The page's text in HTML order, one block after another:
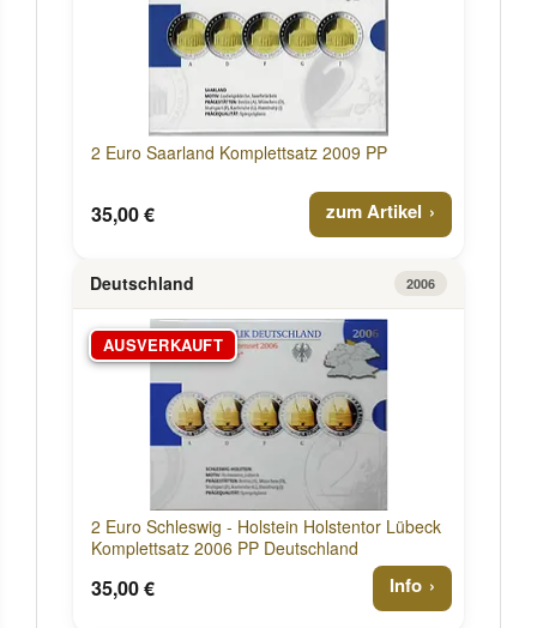
2 Euro Saarland Komplettsatz 2009 PP
35,00 € zum Artikel
Deutschland 2006
AUSVERKAUFT
2 Euro Schleswig - Holstein Holstentor Lübeck
Komplettsatz 2006 PP Deutschland
35,00 € Info